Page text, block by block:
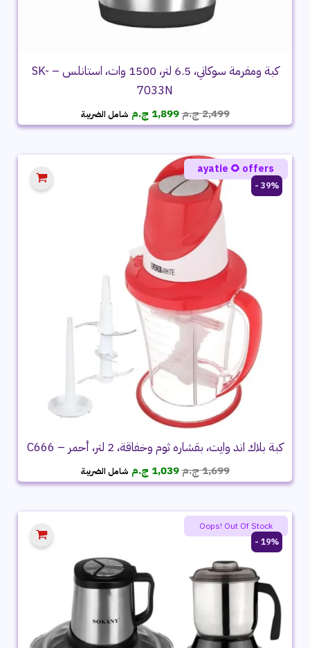
كبة ومفرمة سوكاني، 6.5 لتر، 1500 وات، استانلس – SK-
7033N
2,499ج.مالسعر
الأصلي
2,499 ج.م.
1,899 ج.م السعر
الحالي
1,899 ج.م.
شامل الضريبة
39% -
كبة بلاك اند وايت، بقشاره ثوم وخفاقة، 2 لتر، أحمر – C666
1,699ج.مالسعر
الأصلي
1,699 ج.م.
1,039 ج.م السعر
الحالي
1,039 ج.م.
شامل الضريبة
ayatie 🌻 offers
19% -
Oops! Out Of Stock